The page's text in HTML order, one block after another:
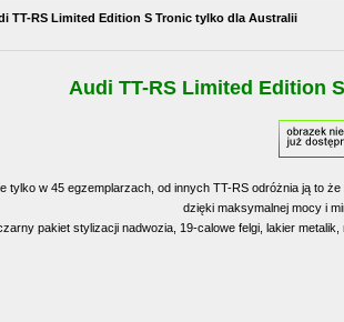
TT-RS Limited Edition S Tronic tylko dla Australii
Audi TT-RS Limited Edition
tylko w 45 egzemplarzach, od innych TT-RS odróżnia ją to
dzięki maksymalnej mocy i
pakiet stylizacji nadwozia, 19-calowe felgi, lakier